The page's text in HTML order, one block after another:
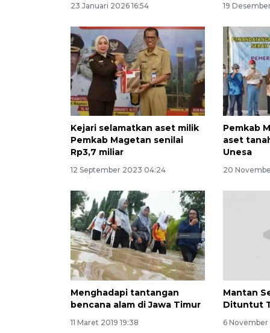
23 Januari 2026 16:54 19
Kejari selamatkan aset milik
Pemkab Magetan senilai
Rp3,7 miliar
12 September 2023 04:24
Pemkab
aset
Unesa
20
Menghadapi tantangan
bencana alam di Jawa Timur
11 Maret 2019 19:38
Mantan
Dituntut
6 November